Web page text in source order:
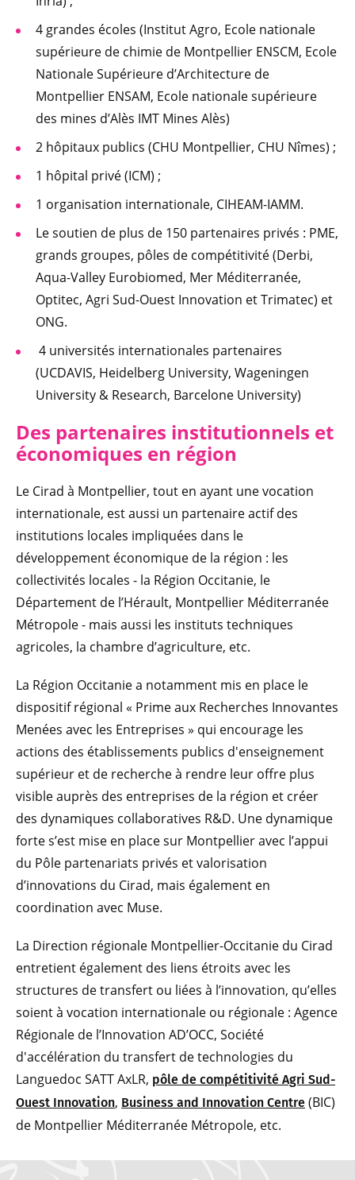
4 grandes écoles (Institut Agro, Ecole nationale
supérieure de chimie de Montpellier ENSCM, Ecole
Nationale Supérieure d’Architecture de
Montpellier ENSAM, Ecole nationale supérieure
des mines d’Alès IMT Mines Alès)
2 hôpitaux publics (CHU Montpellier, CHU Nîmes) ;
1 hôpital privé (ICM) ;
1 organisation internationale, CIHEAM-IAMM.
Le soutien de plus de 150 partenaires privés : PME,
grands groupes, pôles de compétitivité (Derbi,
Aqua-Valley Eurobiomed, Mer Méditerranée,
Optitec, Agri Sud-Ouest Innovation et Trimatec) et
ONG.
4 universités internationales partenaires
(UCDAVIS, Heidelberg University, Wageningen
University & Research, Barcelone University)
Des partenaires institutionnels et
économiques en région
Le Cirad à Montpellier, tout en ayant une vocation
internationale, est aussi un partenaire actif des
institutions locales impliquées dans le
développement économique de la région : les
collectivités locales - la Région Occitanie, le
Département de l’Hérault, Montpellier Méditerranée
Métropole - mais aussi les instituts techniques
agricoles, la chambre d’agriculture, etc.
La Région Occitanie a notamment mis en place le
dispositif régional « Prime aux Recherches Innovantes
Menées avec les Entreprises » qui encourage les
actions des établissements publics d'enseignement
supérieur et de recherche à rendre leur offre plus
visible auprès des entreprises de la région et créer
des dynamiques collaboratives R&D. Une dynamique
forte s’est mise en place sur Montpellier avec l’appui
du Pôle partenariats privés et valorisation
d’innovations du Cirad, mais également en
coordination avec Muse.
La Direction régionale Montpellier-Occitanie du Cirad
entretient également des liens étroits avec les
structures de transfert ou liées à l’innovation, qu’elles
soient à vocation internationale ou régionale : Agence
Régionale de l’Innovation AD’OCC, Société
d'accélération du transfert de technologies du
Languedoc SATT AxLR, pôle de compétitivité Agri Sud-
Ouest Innovation, Business and Innovation Centre (BIC)
de Montpellier Méditerranée Métropole, etc.